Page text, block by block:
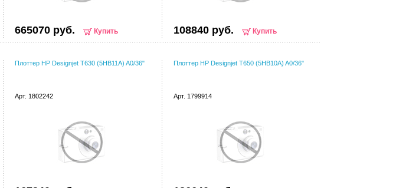
665070 руб. Купить 108840 руб. Купить
Плоттер HP Designjet T630 (5HB11A) A0/36"
Арт. 1802242
Плоттер HP Designjet T650 (5HB10A) A0/36"
Арт. 1799914